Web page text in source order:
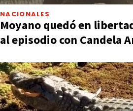
NACIONALES
Moyano quedó en
al episodio con Candela